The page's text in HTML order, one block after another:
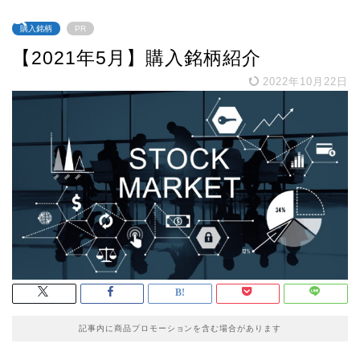
購入銘柄 PR
【2021年5月】購入銘柄紹介
2022年10月22日
記事内に商品プロモーションを含む場合があります